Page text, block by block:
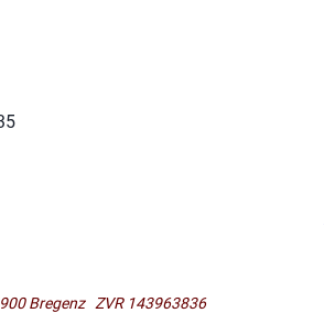
Bregenz ZVR 143963836